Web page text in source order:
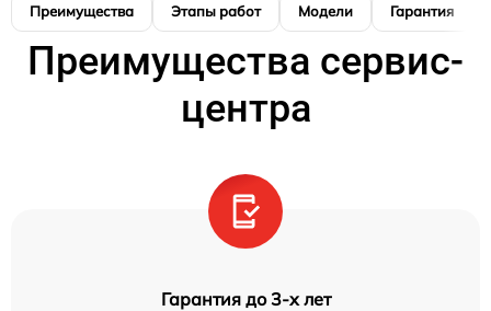
Преимущества Этапы работ Модели Гарантия
Преимущества сервис-
центра
Гарантия до 3-х лет